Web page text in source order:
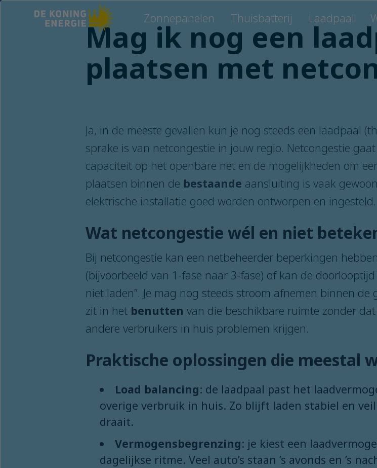
Zonnepanelen Thuisbatterij Laadpaal
Mag ik nog een
plaatsen met
Ja, in de meeste gevallen kun je nog steeds een laadpaal
sprake is van netcongestie in jouw regio. Netcongestie
capaciteit op het openbare net en de mogelijkheden om
plaatsen binnen de bestaande aansluiting is vaak
elektrische installatie goed worden ontworpen en ingesteld.
Wat netcongestie wél en niet
Bij netcongestie kan een netbeheerder beperkingen
(bijvoorbeeld van 1-fase naar 3-fase) of kan de
niet laden”. Je mag nog steeds stroom afnemen binnen
zit in het benutten van die beschikbare ruimte zonder
andere verbruikers in huis problemen krijgen.
Praktische oplossingen die meestal
Load balancing: de laadpaal past het
overige verbruik in huis. Zo blijft laden stabiel en
draait.
Vermogensbegrenzing: je kiest een
dagelijkse ritme. Veel auto’s staan ’s avonds en ’s